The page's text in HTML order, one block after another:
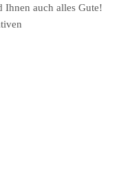
Ihnen auch alles Gute!